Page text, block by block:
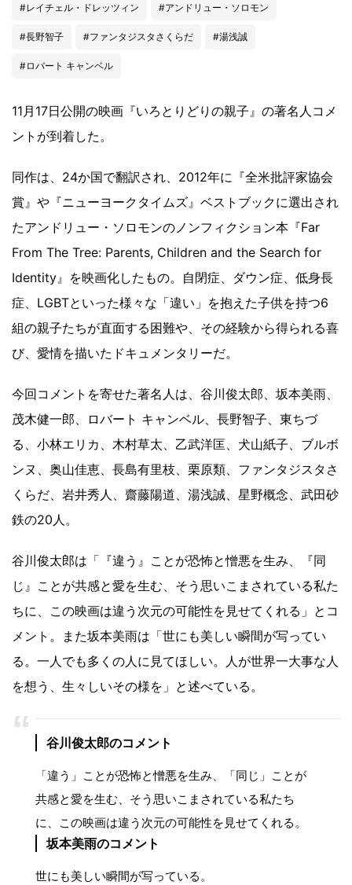
#レイチェル・ドレッツィン #アンドリュー・ソロモン
#長野智子 #ファンタジスタさくらだ #湯浅誠
#ロバート キャンベル
11月17日公開の映画『いろとりどりの親子』の著名人コメ
ントが到着した。
同作は、24か国で翻訳され、2012年に『全米批評家協会
賞』や『ニューヨークタイムズ』ベストブックに選出され
たアンドリュー・ソロモンのノンフィクション本『Far
From The Tree: Parents, Children and the Search for
Identity』を映画化したもの。自閉症、ダウン症、低身長
症、LGBTといった様々な「違い」を抱えた子供を持つ6
組の親子たちが直面する困難や、その経験から得られる喜
び、愛情を描いたドキュメンタリーだ。
今回コメントを寄せた著名人は、谷川俊太郎、坂本美雨、
茂木健一郎、ロバート キャンベル、長野智子、東ちづ
る、小林エリカ、木村草太、乙武洋匡、犬山紙子、ブルボ
ンヌ、奥山佳恵、長島有里枝、栗原類、ファンタジスタさ
くらだ、岩井秀人、齋藤陽道、湯浅誠、星野概念、武田砂
鉄の20人。
谷川俊太郎は「『違う』ことが恐怖と憎悪を生み、『同
じ』ことが共感と愛を生む、そう思いこまされている私た
ちに、この映画は違う次元の可能性を見せてくれる」とコ
メント。また坂本美雨は「世にも美しい瞬間が写ってい
る。一人でも多くの人に見てほしい。人が世界一大事な人
を想う、生々しいその様を」と述べている。
谷川俊太郎のコメント
「違う」ことが恐怖と憎悪を生み、「同じ」ことが
共感と愛を生む、そう思いこまされている私たち
に、この映画は違う次元の可能性を見せてくれる。
坂本美雨のコメント
世にも美しい瞬間が写っている。